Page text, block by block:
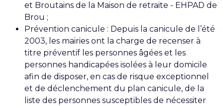
et Broutains de la Maison de retraite - EHPAD de
Brou ;
Prévention canicule : Depuis la canicule de l’été
2003, les mairies ont la charge de recenser à
titre préventif les personnes âgées et les
personnes handicapées isolées à leur domicile
afin de disposer, en cas de risque exceptionnel
et de déclenchement du plan canicule, de la
liste des personnes susceptibles de nécessiter